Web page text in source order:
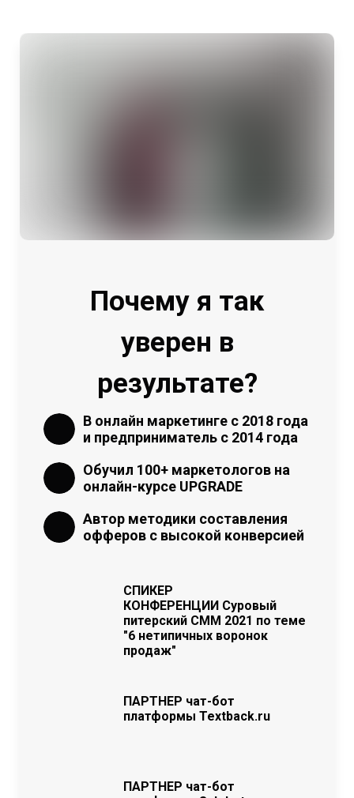
Почему я так
уверен в
результате?
В онлайн маркетинге с 2018 года
и предприниматель с 2014 года
Обучил 100+ маркетологов на
онлайн-курсе UPGRADE
Автор методики составления
офферов с высокой конверсией
СПИКЕР
КОНФЕРЕНЦИИ Суровый
питерский СММ 2021 по теме
"6 нетипичных воронок
продаж"
ПАРТНЕР чат-бот
платформы Textback.ru
ПАРТНЕР чат-бот